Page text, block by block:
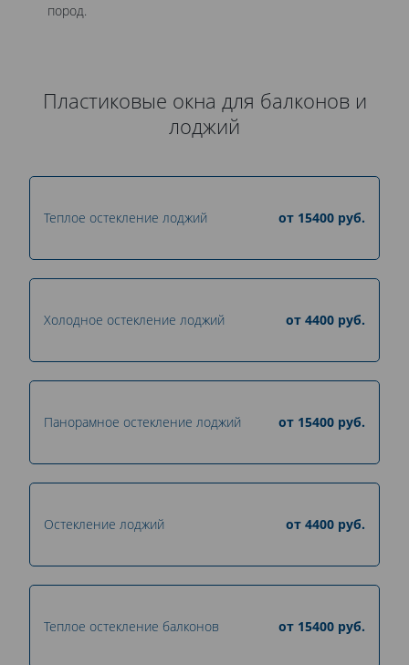
пород.
Пластиковые окна для балконов и
лоджий
Теплое остекление лоджий от 15400 руб.
Холодное остекление лоджий от 4400 руб.
Панорамное остекление лоджий от 15400 руб.
Остекление лоджий от 4400 руб.
Теплое остекление балконов от 15400 руб.